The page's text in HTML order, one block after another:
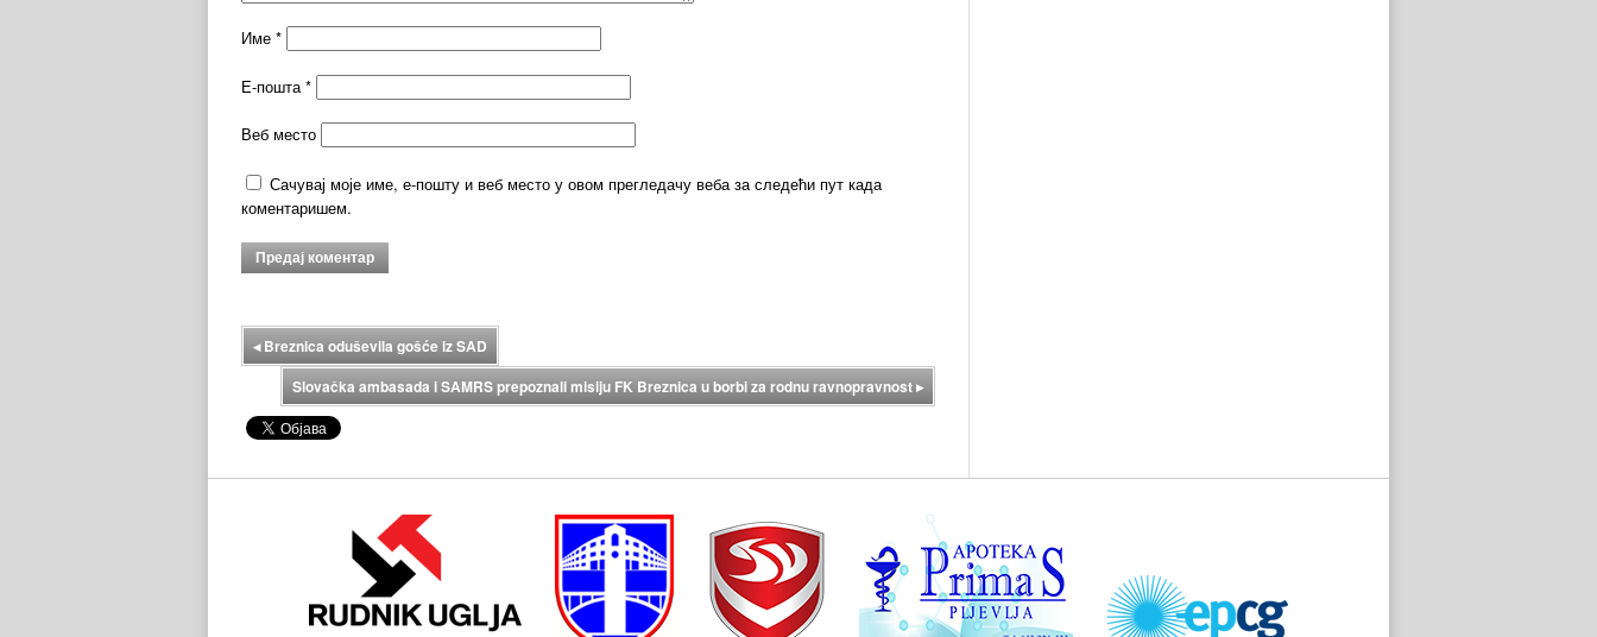
Име *
Е-пошта *
Веб место
Сачувај моје име, е-пошту и веб место у овом прегледачу веба за следећи пут када
коментаришем.
◂Breznica oduševila gošće iz SAD
Slovačka ambasada i SAMRS prepoznali misiju FK Breznica u borbi za rodnu ravnopravnost▸